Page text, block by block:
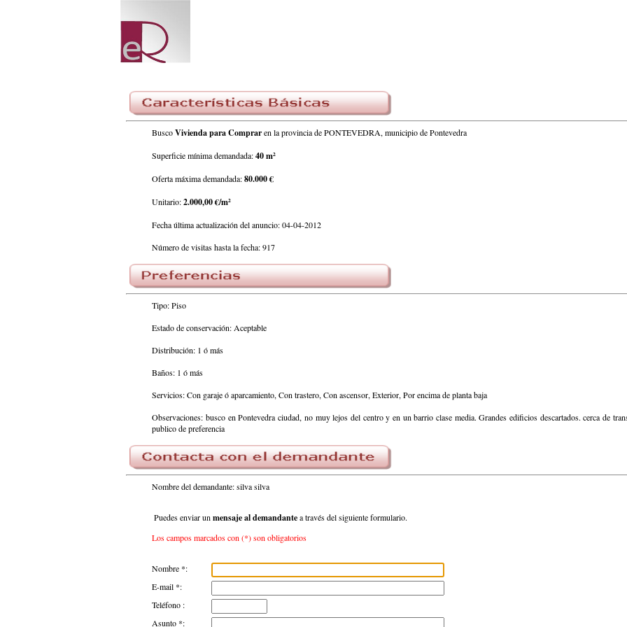
BuscoVivienda para Compraren la provincia de PONTEVEDRA, municipio de Pontevedra
Superficie mínima demandada:40 m²
Oferta máxima demandada:80.000 €
Unitario:2.000,00 €/m²
Fecha última actualización del anuncio: 04-04-2012
Número de visitas hasta la fecha: 917
Tipo: Piso
Estado de conservación: Aceptable
Distribución: 1 ó más
Baños: 1 ó más
Servicios: Con garaje ó aparcamiento, Con trastero, Con ascensor, Exterior, Por encima de planta baja
Observaciones: busco en Pontevedra ciudad, no muy lejos del centro y en un barrio clase media. Grandes edificios descartados. cerca de
publico de preferencia
Nombre del demandante: silva silva
Puedes enviar unmensaje al demandantea través del siguiente formulario.
Los campos marcados con (*) son obligatorios
Nombre *:
E-mail *:
Teléfono :
Asunto *: